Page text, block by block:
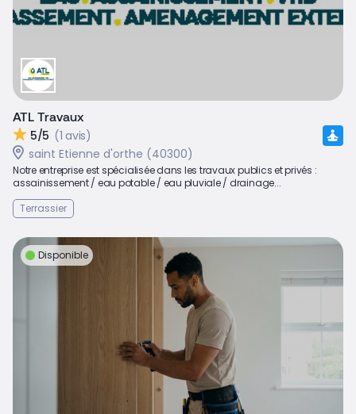
ATL Travaux
5/5 (1 avis)
saint Etienne d'orthe (40300)
Notre entreprise est spécialisée dans les travaux publics et privés :
assainissement / eau potable / eau pluviale / drainage...
Terrassier
Disponible